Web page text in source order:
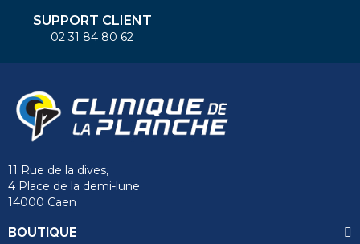
SUPPORT CLIENT
02 31 84 80 62
11 Rue de la dives,
4 Place de la demi-lune
14000 Caen
BOUTIQUE